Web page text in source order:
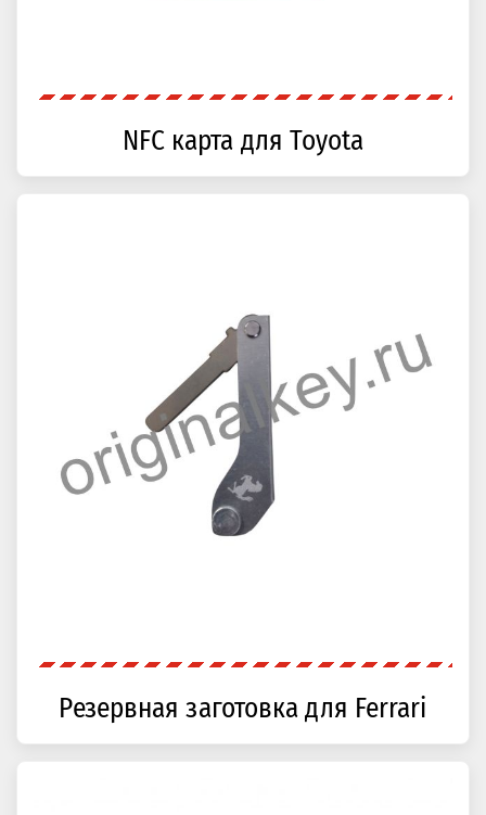
NFC карта для Toyota
Резервная заготовка для Ferrari